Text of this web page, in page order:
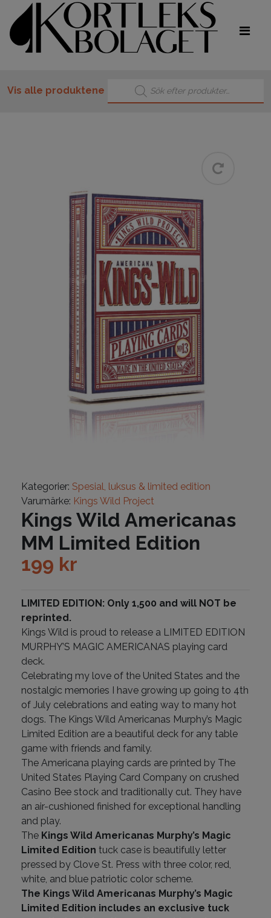
Vis alle produktene
Products search
Kategorier: Spesial, luksus & limited edition
Varumärke: Kings Wild Project
Kings Wild Americanas
MM Limited Edition
199 kr
LIMITED EDITION: Only 1,500 and will NOT be
reprinted.
Kings Wild is proud to release a LIMITED EDITION
MURPHY’S MAGIC AMERICANAS playing card
deck.
Celebrating my love of the United States and the
nostalgic memories I have growing up going to 4th
of July celebrations and eating way to many hot
dogs. The Kings Wild Americanas Murphy’s Magic
Limited Edition are a beautiful deck for any table
game with friends and family.
The Americana playing cards are printed by The
United States Playing Card Company on crushed
Casino Bee stock and traditionally cut. They have
an air-cushioned finished for exceptional handling
and play.
The Kings Wild Americanas Murphy’s Magic
Limited Edition tuck case is beautifully letter
pressed by Clove St. Press with three color, red,
white, and blue patriotic color scheme.
The Kings Wild Americanas Murphy’s Magic
Limited Edition includes an exclusive tuck